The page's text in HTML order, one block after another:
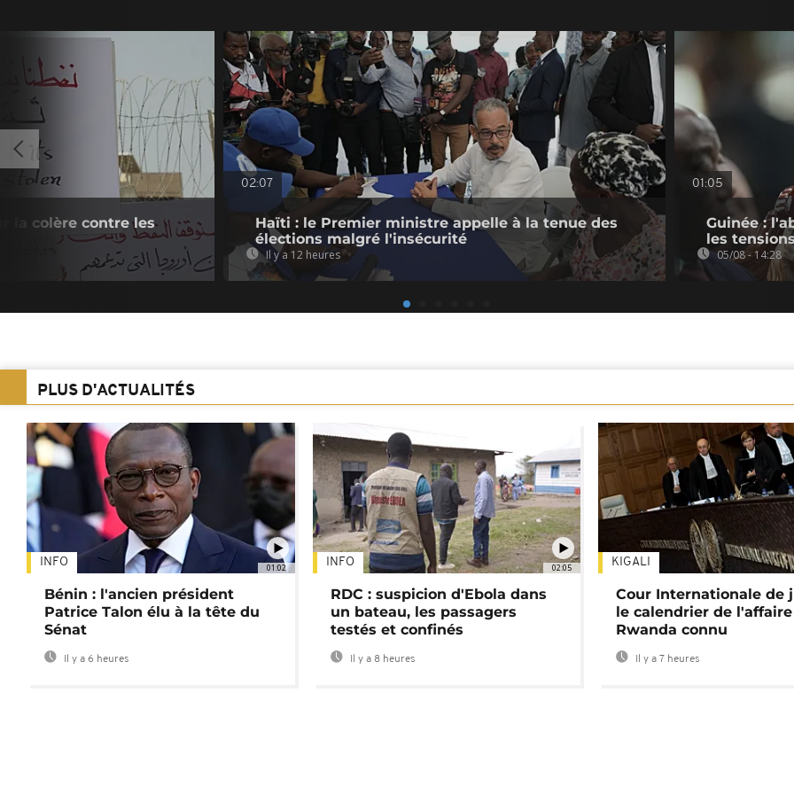
la colère contre les
02:07
Haïti : le Premier ministre appelle à la tenue des
élections malgré l'insécurité
Il y a 12 heures
01:05
Guinée :
les
05/08 - 14:28
PLUS D'ACTUALITÉS
01:02
INFO
Bénin : l'ancien président
Patrice Talon élu à la tête du
Sénat
Il y a 6 heures
02:05
INFO
RDC : suspicion d'Ebola dans
un bateau, les passagers
testés et confinés
Il y a 8 heures
KIGALI
Cour Internationale de
le calendrier de l'affaire
Rwanda connu
Il y a 7 heures